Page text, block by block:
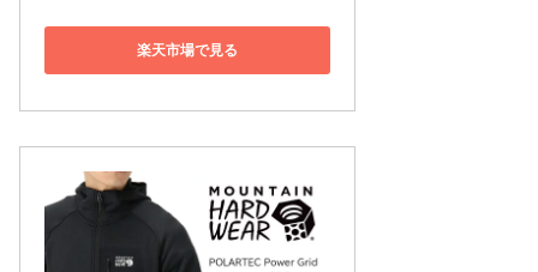
楽天市場で見る